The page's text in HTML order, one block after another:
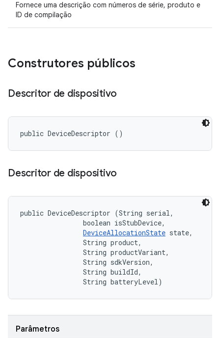
Fornece uma descrição com números de série, produto e
ID de compilação
Construtores públicos
Descritor de dispositivo
public DeviceDescriptor ()
Descritor de dispositivo
public DeviceDescriptor (String serial,
                boolean isStubDevice,
DeviceAllocationState state,
                String product,
                String productVariant,
                String sdkVersion,
                String buildId,
                String batteryLevel)
Parâmetros